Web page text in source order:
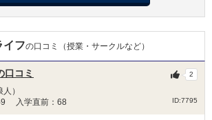
大学 前期
学 東京都地域枠選抜
一般選抜
イフの口コミ（授業・サークルなど）
口コミ
）
入学直前：68
ID:7795
2